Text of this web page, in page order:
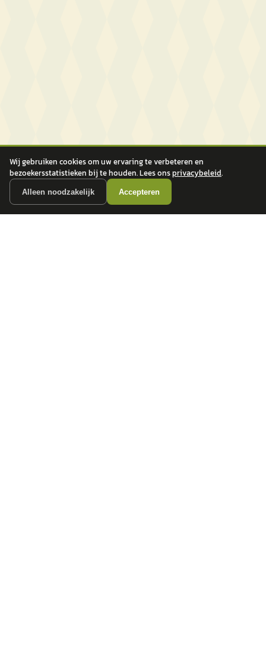
Wij gebruiken cookies om uw ervaring te verbeteren en
bezoekersstatistieken bij te houden. Lees onsprivacybeleid.
Alleen noodzakelijk Accepteren